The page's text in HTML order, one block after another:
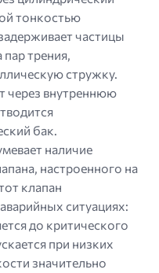
тонкостью
частицы
трения,
стружку.
через внутреннюю
бак.
наличие
настроенного на
клапан
ситуациях:
до критического
при низких
значительно